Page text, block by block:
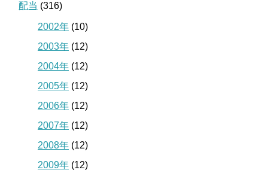
配当 (316)
2002年 (10)
2003年 (12)
2004年 (12)
2005年 (12)
2006年 (12)
2007年 (12)
2008年 (12)
2009年 (12)